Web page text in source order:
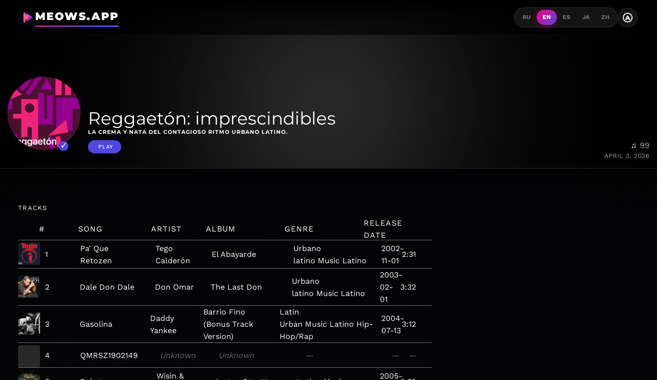
MEOWS.APP RU EN ES JA ZH A
Reggaetón: imprescindibles
LA CREMA Y NATA DEL CONTAGIOSO RITMO URBANO LATINO.
PLAY ♫ 99
APRIL 3, 2026
TRACKS
# SONG ARTIST ALBUM GENRE
RELEASE
DATE
1
Pa' Que
Retozen
Tego
Calderón
El Abayarde
Urbano
latino Music Latino
2002-
11-01
2:31
2 Dale Don Dale Don Omar The Last Don
Urbano
latino Music Latino
2003-
02-
01
3:32
3 Gasolina
Daddy
Yankee
Barrio Fino
(Bonus Track
Version)
Latin
Urban Music Latino Hip-
Hop/Rap
2004-
07-13
3:12
4 QMRSZ1902149 Unknown Unknown — — —
Wisin &
2005-